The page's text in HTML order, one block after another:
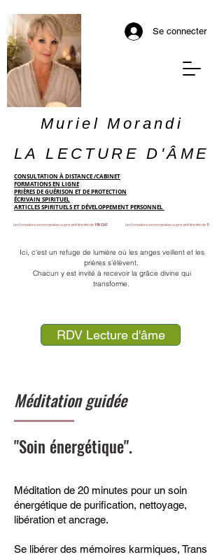
Se connecter
Muriel Morandi
LA LECTURE D'ÂME
Les formations sont proposées au prix préférentiel de199 CHF Les formations sont proposées au prix préférentiel de199 CHF
CONSULTATION À DISTANCE /CABINET
FORMATIONS EN LIGNE
PRIÈRES DE GUÉRISON ET DE PROTECTION
ÉCRIVAIN SPIRITUEL
ARTICLES SPIRITUELS ET DÉVELOPPEMENT PERSONNEL
Ici, c'est un refuge de lumière où les anges veillent et les
prières s'élèvent.
Chacun y est invité à recevoir la grâce divine qui
transforme.
RDV Lecture d'âme
Méditation guidée
"Soin énergétique".
Méditation de 20 minutes pour un soin
énergétique de purification, nettoyage,
libération et ancrage.
Se libérer des mémoires karmiques, Trans